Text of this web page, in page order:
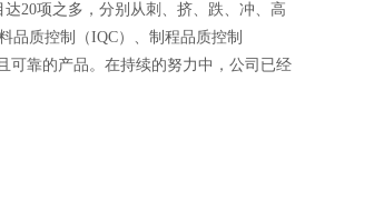
20项之多，分别从刺、挤、跌、冲、高
品质控制（IQC）、制程品质控制
可靠的产品。在持续的努力中，公司已经